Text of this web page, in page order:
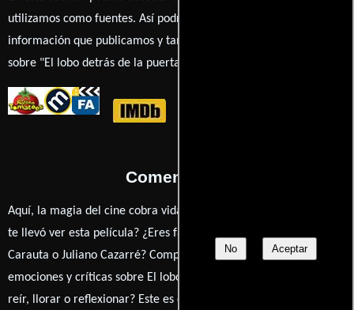
No Aceptar
utilizamos como fuentes. Así podrás chequear toda la
información que publicamos y también ampliar tu conocimiento
sobre "El lobo detrás de la puerta".
Comentarios
Aquí, la magia del cine cobra vida a través de tus opiniones. ¿Qué
te llevó ver esta película? ¿Eres fan de Fernando Coimbra, Thalita
Carauta o Juliano Cazarré? Comparte tus pensamientos,
emociones y críticas sobre El lobo detrás de la puerta. ¿Te hizo
reír, llorar o reflexionar? Este es el lugar para expresarlo. ¡No te